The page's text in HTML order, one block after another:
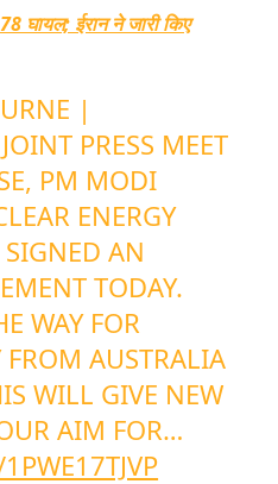
घायल; ईरान ने जारी किए
|
PRESS MEET
PM MODI
ENERGY
SIGNED AN
TODAY.
WAY FOR
AUSTRALIA
WILL GIVE NEW
AIM FOR…